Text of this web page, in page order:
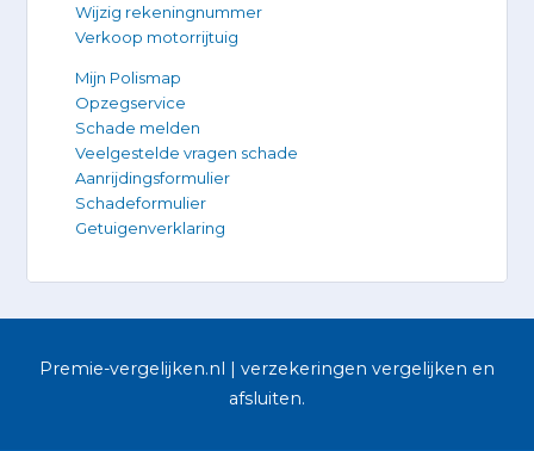
Wijzig rekeningnummer
Verkoop motorrijtuig
Mijn Polismap
Opzegservice
Schade melden
Veelgestelde vragen schade
Aanrijdingsformulier
Schadeformulier
Getuigenverklaring
Premie-vergelijken.nl | verzekeringen vergelijken en
afsluiten.